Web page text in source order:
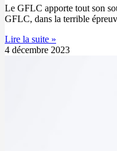
Le GFLC apporte tout son
GFLC, dans la terrible
Lire la suite »
4 décembre 2023